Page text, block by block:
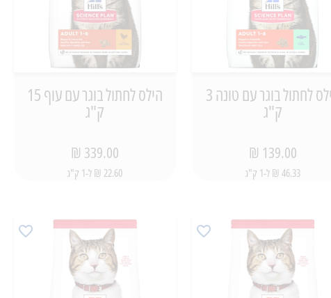
הילס לחתול בוגר עם טונה 3
ק"ג
139.00 ₪
46.33 ₪ ל-1 ק"ג
הילס לחתול בוגר עם עוף 15
ק"ג
339.00 ₪
22.60 ₪ ל-1 ק"ג